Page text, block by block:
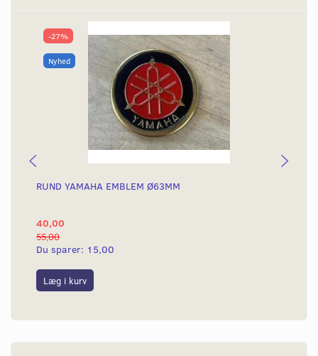
-27%
Nyhed
RUND YAMAHA EMBLEM Ø63MM
40,00
55,00
Du sparer: 15,00
Læg i kurv